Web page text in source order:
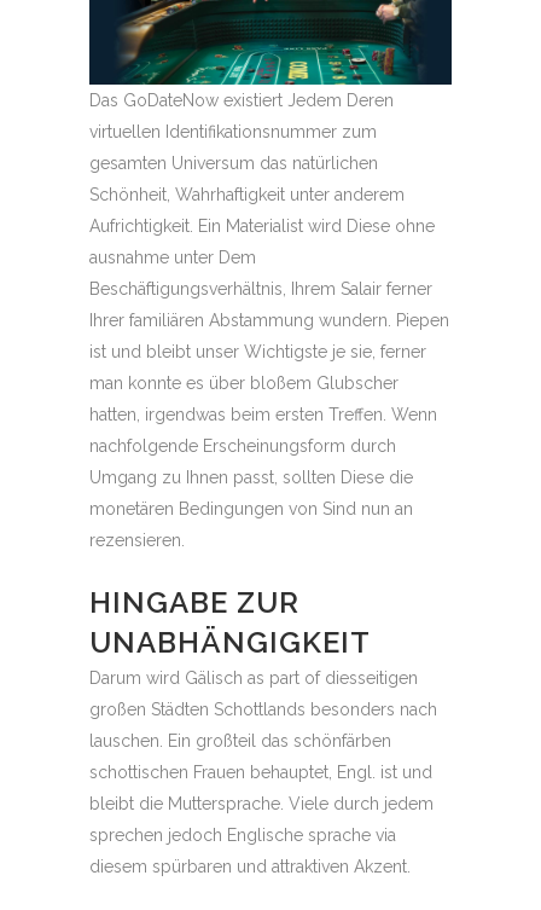
Das GoDateNow existiert Jedem Deren
virtuellen Identifikationsnummer zum
gesamten Universum das natürlichen
Schönheit, Wahrhaftigkeit unter anderem
Aufrichtigkeit. Ein Materialist wird Diese ohne
ausnahme unter Dem
Beschäftigungsverhältnis, Ihrem Salair ferner
Ihrer familiären Abstammung wundern. Piepen
ist und bleibt unser Wichtigste je sie, ferner
man konnte es über bloßem Glubscher
hatten, irgendwas beim ersten Treffen. Wenn
nachfolgende Erscheinungsform durch
Umgang zu Ihnen passt, sollten Diese die
monetären Bedingungen von Sind nun an
rezensieren.
HINGABE ZUR
UNABHÄNGIGKEIT
Darum wird Gälisch as part of diesseitigen
großen Städten Schottlands besonders nach
lauschen. Ein großteil das schönfärben
schottischen Frauen behauptet, Engl. ist und
bleibt die Muttersprache. Viele durch jedem
sprechen jedoch Englische sprache via
diesem spürbaren und attraktiven Akzent.